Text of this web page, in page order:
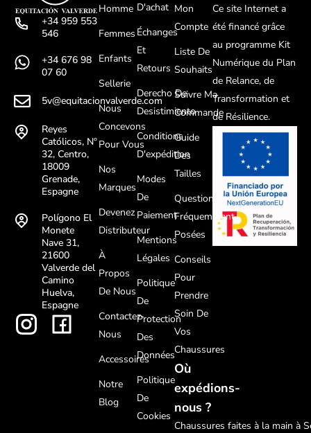
+34 959 553
546
+34 676 98
07 60
5v@equitacionvalverde.com
Reyes
Católicos, Nº
32, Centro,
18009
Grenade,
Espagne
Polígono El
Monete
Nave 31,
21600
Valverde del
Camino
Huelva,
Espagne
Homme
Femmes
Enfants
Sellerie
Nous
Concevons
Pour Vous
Nos
Marques
Devenez
Distributeur
À
Propos
De Nous
Contactez-
Nous
Accessoires
Notre
Blog
D'achat
Échanges
Et
Retours
Derecho De
Desistimiento
Conditions
D'expédition
Modes
De
Paiement
Mentions
Légales
Politique
De
Protection
Des
Données
Politique
De
Cookies
Mon
Compte
Liste De
Souhaits
Suivre Ma
Commande
Guide
Des
Tailles
Questions
Fréquemment
Posées
Conseils
Pour
Prendre
Soin De
Vos
Chaussures
Où
expédions-
nous ?
Chaussures faites à la main à
Ce site Internet a
été financé grâce
au programme Kit
Numérique du Plan
de Relance, de
Transformation et
de Résilience.